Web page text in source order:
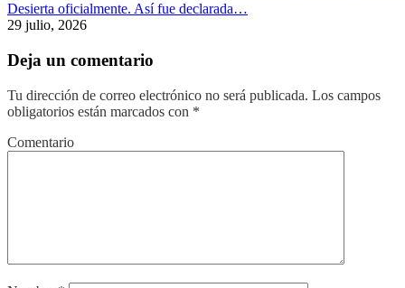
Desierta oficialmente. Así fue declarada…
29 julio, 2026
Deja un comentario
Tu dirección de correo electrónico no será publicada. Los campos
obligatorios están marcados con *
Comentario